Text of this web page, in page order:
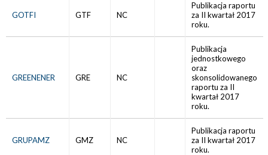
GOTFI GTF NC
Publikacja raportu
za II kwartał 2017
roku.
GREENENER GRE NC
Publikacja
jednostkowego
oraz
skonsolidowanego
raportu za II
kwartał 2017
roku.
GRUPAMZ GMZ NC
Publikacja raportu
za II kwartał 2017
roku.